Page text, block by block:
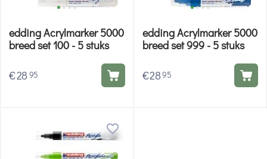
edding Acrylmarker 5000
breed set 100 - 5 stuks
€28 95
edding Acrylmarker 5000
breed set 999 - 5 stuks
€2895